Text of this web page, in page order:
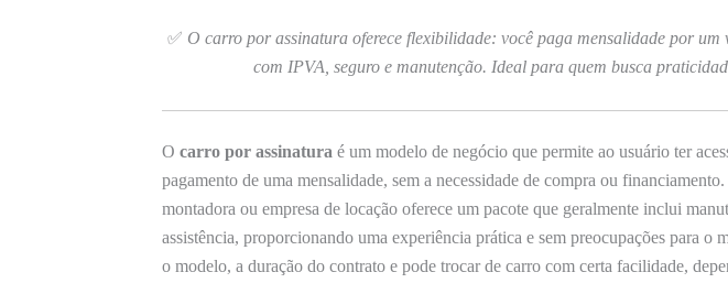
✅ O carro por assinatura oferece flexibilidade: você paga mensalidade por um
com IPVA, seguro e manutenção. Ideal para quem busca
O carro por assinatura é um modelo de negócio que permite ao usuário ter
pagamento de uma mensalidade, sem a necessidade de compra ou financiamento.
montadora ou empresa de locação oferece um pacote que geralmente inclui
assistência, proporcionando uma experiência prática e sem preocupações para o
o modelo, a duração do contrato e pode trocar de carro com certa facilidade,